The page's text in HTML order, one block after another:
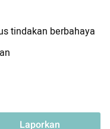
tindakan berbahaya
Laporkan